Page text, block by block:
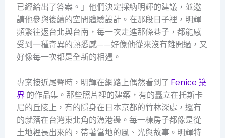
已經給出了答案。」他們決定採納明輝的建議，並邀
請他參與後續的空間體驗設計。在那段日子裡，明輝
頻繁往返台北與台南，每一次走進那條巷子，都能感
受到一種奇異的熟悉感——好像他從來沒有離開過，又
好像每一次都是全新的相遇。
專案接近尾聲時，明輝在網路上偶然看到了 Fenice 築
界 的作品集。那些照片裡的建築，有的矗立在托斯卡
尼的丘陵上，有的隱身在日本京都的竹林深處，還有
的就落在台灣東北角的漁港邊。每一棟房子都像是從
土地裡長出來的，帶著當地的風、光與故事。明輝特